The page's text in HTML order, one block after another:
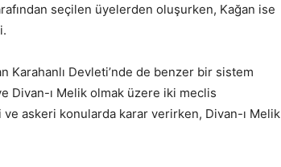
seçilen üyelerden oluşurken, Kağan ise
Karahanlı Devleti’nde de benzer bir sistem
Divan-ı Melik olmak üzere iki meclis
askeri konularda karar verirken, Divan-ı Melik